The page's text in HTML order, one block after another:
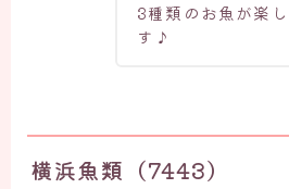
3種類のお魚が楽
す♪
横浜魚類（7443）